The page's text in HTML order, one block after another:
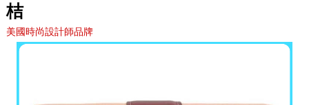
桔
美國時尚設計師品牌